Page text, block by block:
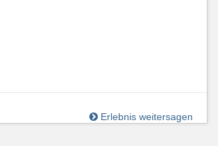
Erlebnis weitersagen